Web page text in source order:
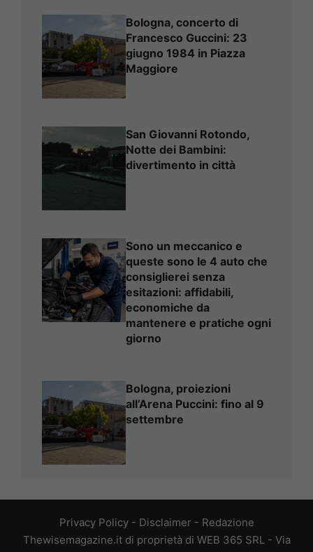
Bologna, concerto di
Francesco Guccini: 23
giugno 1984 in Piazza
Maggiore
San Giovanni Rotondo,
Notte dei Bambini:
divertimento in città
Sono un meccanico e
queste sono le 4 auto che
consiglierei senza
esitazioni: affidabili,
economiche da
mantenere e pratiche ogni
giorno
Bologna, proiezioni
all’Arena Puccini: fino al 9
settembre
Privacy Policy- Disclaimer - Redazione
Thewisemagazine.it di proprietà di WEB 365 SRL - Via